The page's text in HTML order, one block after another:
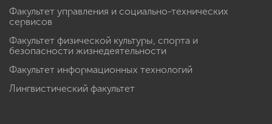
Факультет управления и социально-технических
сервисов
Факультет физической культуры, спорта и
безопасности жизнедеятельности
Факультет информационных технологий
Лингвистический факультет